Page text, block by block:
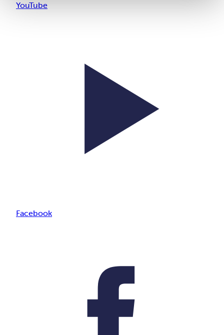
YouTube
Facebook